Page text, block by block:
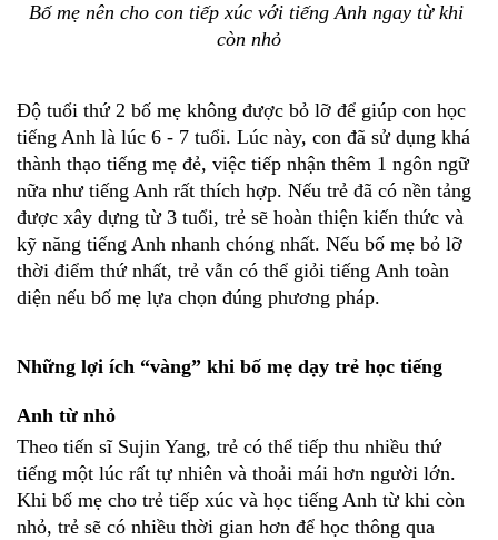
Bố mẹ nên cho con tiếp xúc với tiếng Anh ngay từ khi
còn nhỏ
Độ tuổi thứ 2 bố mẹ không được bỏ lỡ để giúp con học
tiếng Anh là lúc 6 - 7 tuổi. Lúc này, con đã sử dụng khá
thành thạo tiếng mẹ đẻ, việc tiếp nhận thêm 1 ngôn ngữ
nữa như tiếng Anh rất thích hợp. Nếu trẻ đã có nền tảng
được xây dựng từ 3 tuổi, trẻ sẽ hoàn thiện kiến thức và
kỹ năng tiếng Anh nhanh chóng nhất. Nếu bố mẹ bỏ lỡ
thời điểm thứ nhất, trẻ vẫn có thể giỏi tiếng Anh toàn
diện nếu bố mẹ lựa chọn đúng phương pháp.
Những lợi ích “vàng” khi bố mẹ dạy trẻ học tiếng
Anh từ nhỏ
Theo tiến sĩ Sujin Yang, trẻ có thể tiếp thu nhiều thứ
Khi bố mẹ cho trẻ tiếp xúc và học tiếng Anh từ khi còn
nhỏ, trẻ sẽ có nhiều thời gian hơn để học thông qua